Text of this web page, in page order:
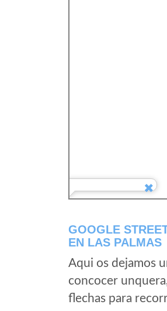
GOOGLE
EN LAS PALMAS
Aqui os dejamos
concocer
flechas para